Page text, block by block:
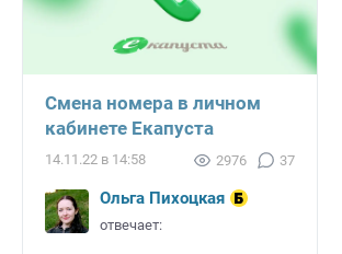
Смена номера в личном
кабинете Екапуста
14.11.22 в 14:58 2976 37
Ольга Пихоцкая
отвечает: